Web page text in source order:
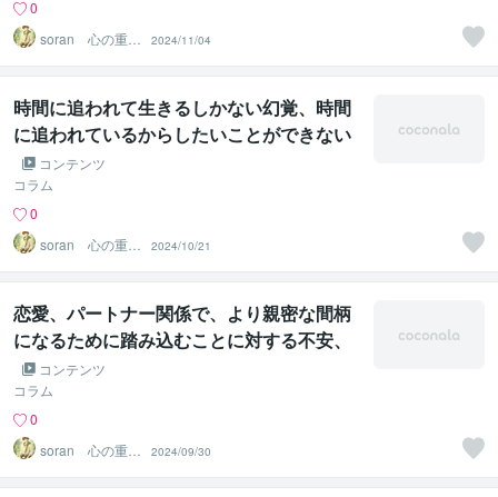
0
soran 心の重荷
を下ろせるヒー
リング
2024/11/04
時間に追われて生きるしかない幻覚、時間
に追われているからしたいことができない
幻術が解ける遠隔法術ヒーリング
コンテンツ
コラム
0
soran 心の重荷
を下ろせるヒー
リング
2024/10/21
恋愛、パートナー関係で、より親密な間柄
になるために踏み込むことに対する不安、
先延ばし、深刻の幻覚、幻術が解ける遠隔
法術ヒーリング
コンテンツ
コラム
0
soran 心の重荷
を下ろせるヒー
リング
2024/09/30